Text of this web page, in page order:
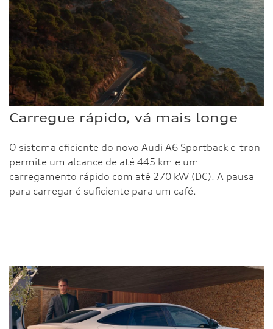
Carregue rápido, vá mais longe
O sistema eficiente do novo Audi A6 Sportback e-tron
permite um alcance de até 445 km e um
carregamento rápido com até 270 kW (DC). A pausa
para carregar é suficiente para um café.